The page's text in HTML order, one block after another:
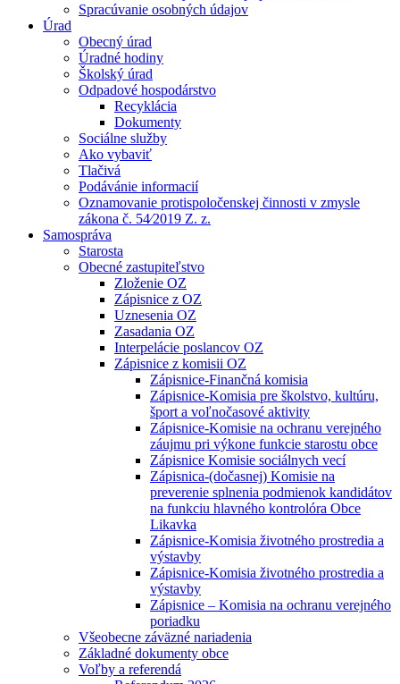
Spracúvanie osobných údajov
Úrad
Obecný úrad
Úradné hodiny
Školský úrad
Odpadové hospodárstvo
Recyklácia
Dokumenty
Sociálne služby
Ako vybaviť
Tlačivá
Podávánie informacií
Oznamovanie protispoločenskej činnosti v zmysle
zákona č. 54⁄2019 Z. z.
Samospráva
Starosta
Obecné zastupiteľstvo
Zloženie OZ
Zápisnice z OZ
Uznesenia OZ
Zasadania OZ
Interpelácie poslancov OZ
Zápisnice z komisii OZ
Zápisnice-Finančná komisia
Zápisnice-Komisia pre školstvo, kultúru,
šport a voľnočasové aktivity
Zápisnice-Komisie na ochranu verejného
záujmu pri výkone funkcie starostu obce
Zápisnice Komisie sociálnych vecí
Zápisnica-(dočasnej) Komisie na
preverenie splnenia podmienok kandidátov
na funkciu hlavného kontrolóra Obce
Likavka
Zápisnice-Komisia životného prostredia a
výstavby
Zápisnice-Komisia životného prostredia a
výstavby
Zápisnice – Komisia na ochranu verejného
poriadku
Všeobecne záväzné nariadenia
Základné dokumenty obce
Voľby a referendá